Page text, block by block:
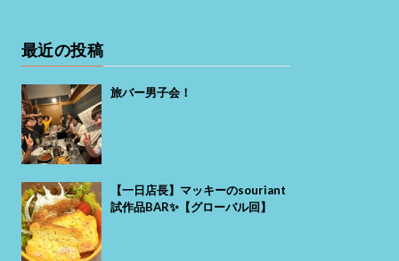
最近の投稿
旅バー男子会！
【一日店長】マッキーのsouriant
試作品BAR✨【グローバル回】